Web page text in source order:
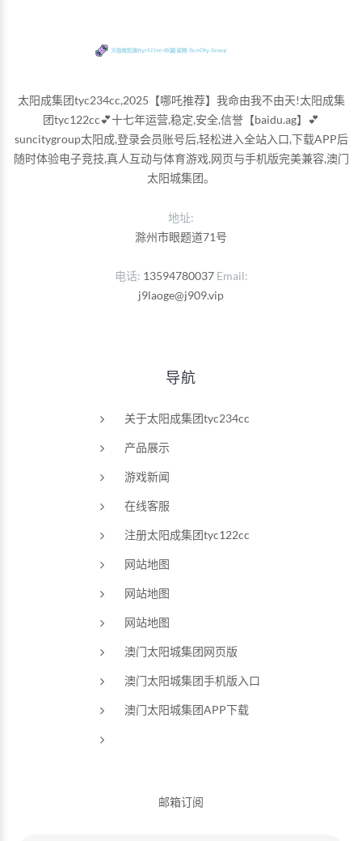
太阳成集团tyc234cc,2025【哪吒推荐】我命由我不由天!太阳成集
团tyc122cc💕十七年运营,稳定,安全,信誉【baidu.ag】💕
suncitygroup太阳成,登录会员账号后,轻松进入全站入口,下载APP后
随时体验电子竞技,真人互动与体育游戏,网页与手机版完美兼容,澳门
太阳城集团。
地址:
滁州市眼题道71号
电话 13594780037 Email
j9laoge@j909.vip
导航
关于太阳成集团tyc234cc
产品展示
游戏新闻
在线客服
注册太阳成集团tyc122cc
网站地图
网站地图
网站地图
澳门太阳城集团网页版
澳门太阳城集团手机版入口
澳门太阳城集团APP下载
邮箱订阅